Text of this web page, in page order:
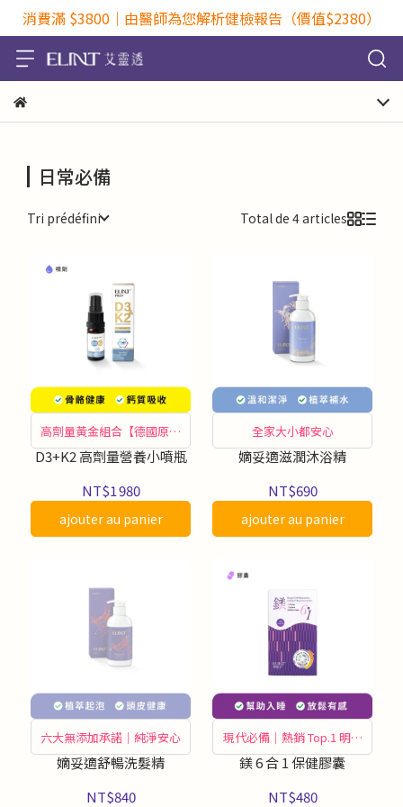
消費滿 $3800｜由醫師為您解析健檢報告（價值$2380）
日常必備
Tri prédéfini Total de 4 articles
高劑量黃金組合【德國原裝
製造】
D3+K2 高劑量營養小噴瓶
NT$1 980
ajouter au panier
全家大小都安心
嫡妥適滋潤沐浴精
NT$690
ajouter au panier
六大無添加承諾｜純淨安心
嫡妥適舒暢洗髮精
NT$840
現代必備｜熱銷 Top.1 明星
商品
鎂 6 合 1 保健膠囊
NT$480